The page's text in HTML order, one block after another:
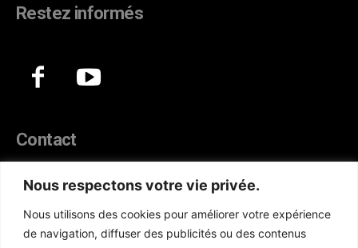
Nous respectons votre vie privée.
Nous utilisons des cookies pour améliorer votre expérience
de navigation, diffuser des publicités ou des contenus
Restez informés
Contact
Téléphone :(+221) 70 330 86 87‬
WhatsApp : (+33) 6 52 17 85 46
E-mail : redaction@atlanticactu.com